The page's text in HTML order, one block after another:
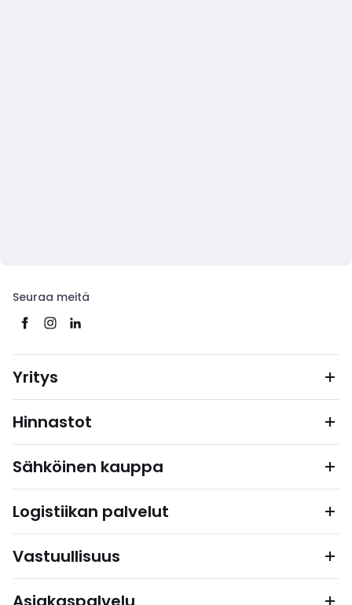
Seuraa meitä
Yritys
Hinnastot
Sähköinen kauppa
Logistiikan palvelut
Vastuullisuus